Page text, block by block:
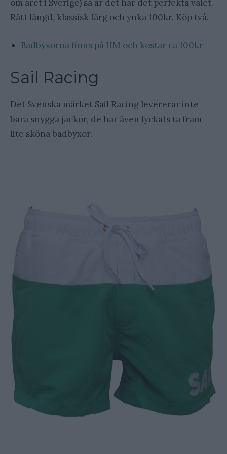
om året i Sverige) så är det här det perfekta valet.
Rätt längd, klassisk färg och ynka 100kr. Köp två.
Badbyxorna finns på HM och kostar ca 100kr
Sail Racing
Det Svenska märket Sail Racing levererar inte
bara snygga jackor, de har även lyckats ta fram
lite sköna badbyxor.